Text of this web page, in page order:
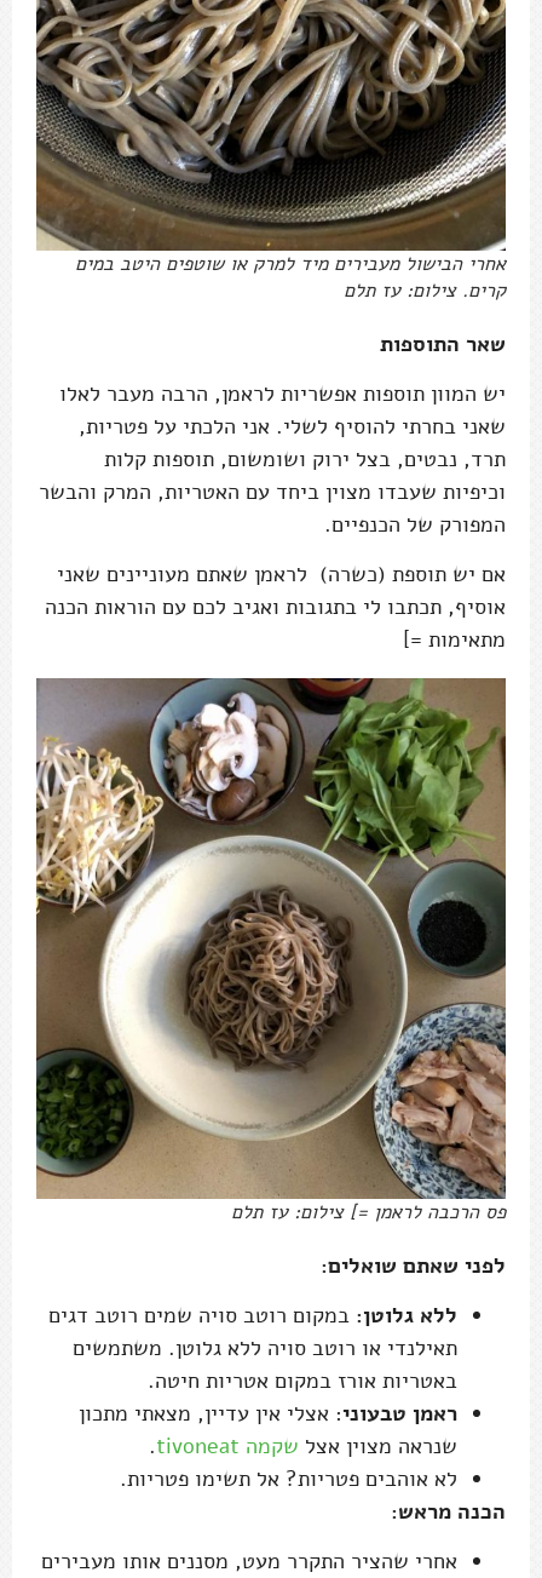
אחרי הבישול מעבירים מיד למרק או שוטפים היטב במים
קרים. צילום: עז תלם
שאר התוספות
יש המוון תוספות אפשריות לראמן, הרבה מעבר לאלו
שאני בחרתי להוסיף לשלי. אני הלכתי על פטריות,
תרד, נבטים, בצל ירוק ושומשום, תוספות קלות
וכיפיות שעבדו מצוין ביחד עם האטריות, המרק והבשר
המפורק של הכנפיים.
אם יש תוספת (כשרה) לראמן שאתם מעוניינים שאני
אוסיף, תכתבו לי בתגובות ואגיב לכם עם הוראות הכנה
מתאימות =]
פס הרכבה לראמן =] צילום: עז תלם
לפני שאתם שואלים:
ללא גלוטן: במקום רוטב סויה שמים רוטב דגים
תאילנדי או רוטב סויה ללא גלוטן. משתמשים
באטריות אורז במקום אטריות חיטה.
ראמן טבעוני: אצלי אין עדיין, מצאתי מתכון
שנראה מצוין אצל שקמה tivoneat
.
לא אוהבים פטריות? אל תשימו פטריות.
הכנה מראש:
אחרי שהציר התקרר מעט, מסננים אותו מעבירים